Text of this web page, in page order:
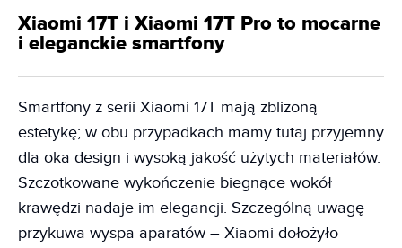
Xiaomi 17T i Xiaomi 17T Pro to mocarne
i eleganckie smartfony
Smartfony z serii Xiaomi 17T mają zbliżoną
estetykę; w obu przypadkach mamy tutaj przyjemny
dla oka design i wysoką jakość użytych materiałów.
Szczotkowane wykończenie biegnące wokół
krawędzi nadaje im elegancji. Szczególną uwagę
przykuwa wyspa aparatów – Xiaomi dołożyło